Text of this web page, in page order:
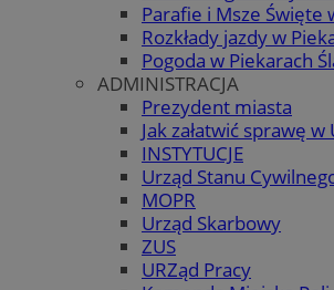
Parafie i Msze Święte
Rozkłady jazdy w
Pogoda w Piekarach
ADMINISTRACJA
Prezydent miasta
Jak załatwić sprawę
INSTYTUCJE
Urząd Stanu
MOPR
Urząd Skarbowy
ZUS
URZąd Pracy